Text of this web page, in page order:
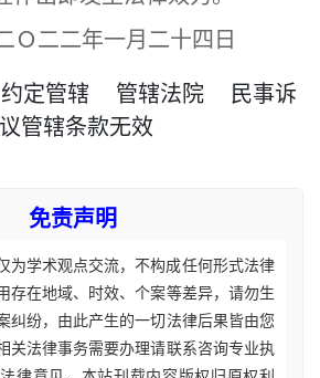
二二年一月二十四日
约定管辖 管辖法院
民事诉
管辖条款无效
免责声明
为学术观点交流，不构成任何形式法律
存在地域、时效、个案等差异，请勿生
纠纷，由此产生的一切法律后果皆由您
关法律事务需要办理请联系咨询专业执